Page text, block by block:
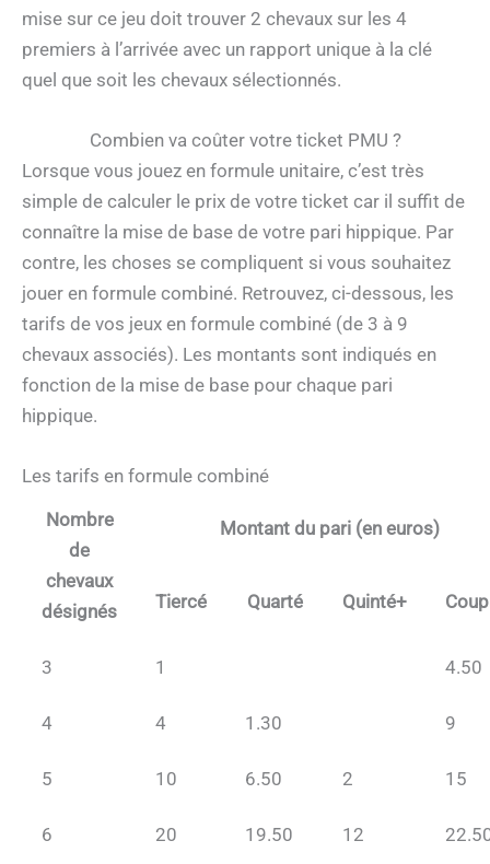
mise sur ce jeu doit trouver 2 chevaux sur les 4
premiers à l’arrivée avec un rapport unique à la clé
quel que soit les chevaux sélectionnés.
Combien va coûter votre ticket PMU ?
Lorsque vous jouez en formule unitaire, c’est très
simple de calculer le prix de votre ticket car il suffit de
connaître la mise de base de votre pari hippique. Par
contre, les choses se compliquent si vous souhaitez
jouer en formule combiné. Retrouvez, ci-dessous, les
tarifs de vos jeux en formule combiné (de 3 à 9
chevaux associés). Les montants sont indiqués en
fonction de la mise de base pour chaque pari
hippique.
Les tarifs en formule combiné
Nombre
de
chevaux
désignés
Montant du pari (en euros)
Tiercé Quarté Quinté+
3 1 4.50
4 4 1.30 9
5 10 6.50 2 15
6 20 19.50 12